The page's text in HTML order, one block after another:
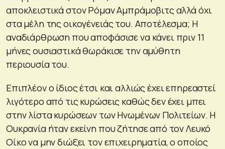
αποκλειστικά στον Ρόμαν Αμπράμοβιτς αλλά όχι
στα μέλη της οικογένειάς του. Αποτέλεσμα; Η
αναδιάρθρωση που αποφάσισε να κάνει πριν 11
μήνες ουσιαστικά θωράκισε την αμύθητη
περιουσία του.
Επιπλέον ο ίδιος έτσι και αλλιώς έχει επηρεαστεί
λιγότερο από τις κυρώσεις καθώς δεν έχει μπει
στην λίστα κυρώσεων των Ηνωμένων Πολιτείων. Η
Ουκρανία ήταν εκείνη που ζήτησε από τον Λευκό
Οίκο να μην διώξει τον επιχειρηματία, ο οποίος